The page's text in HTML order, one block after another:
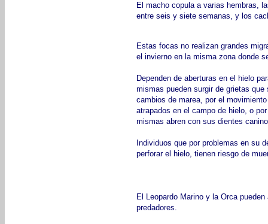
El macho copula a varias hembras,
entre seis y siete semanas, y los
Estas focas no realizan grandes
el invierno en la misma zona donde
Dependen de aberturas en el hielo
mismas pueden surgir de grietas que
cambios de marea, por el
atrapados en el campo de hielo, o
mismas abren con sus dientes
Individuos que por problemas en su
perforar el hielo, tienen riesgo de
El Leopardo Marino y la Orca
predadores.